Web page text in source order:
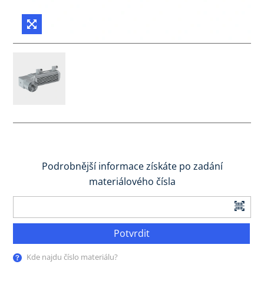
Podrobnější informace získáte po zadání
materiálového čísla
Potvrdit
Kde najdu číslo materiálu?